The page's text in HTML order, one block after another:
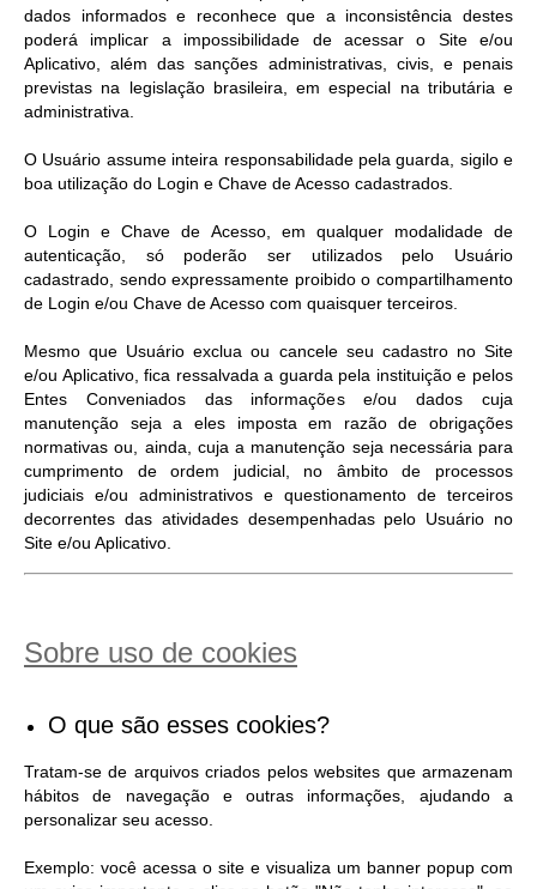
dados informados e reconhece que a inconsistência destes
poderá implicar a impossibilidade de acessar o Site e/ou
Aplicativo, além das sanções administrativas, civis, e penais
previstas na legislação brasileira, em especial na tributária e
administrativa.
O Usuário assume inteira responsabilidade pela guarda, sigilo e
boa utilização do Login e Chave de Acesso cadastrados.
O Login e Chave de Acesso, em qualquer modalidade de
autenticação, só poderão ser utilizados pelo Usuário
cadastrado, sendo expressamente proibido o compartilhamento
de Login e/ou Chave de Acesso com quaisquer terceiros.
Mesmo que Usuário exclua ou cancele seu cadastro no Site
e/ou Aplicativo, fica ressalvada a guarda pela instituição e pelos
Entes Conveniados das informações e/ou dados cuja
manutenção seja a eles imposta em razão de obrigações
normativas ou, ainda, cuja a manutenção seja necessária para
cumprimento de ordem judicial, no âmbito de processos
judiciais e/ou administrativos e questionamento de terceiros
decorrentes das atividades desempenhadas pelo Usuário no
Site e/ou Aplicativo.
Sobre uso de cookies
O que são esses cookies?
Tratam-se de arquivos criados pelos websites que armazenam
hábitos de navegação e outras informações, ajudando a
personalizar seu acesso.
Exemplo: você acessa o site e visualiza um banner popup com